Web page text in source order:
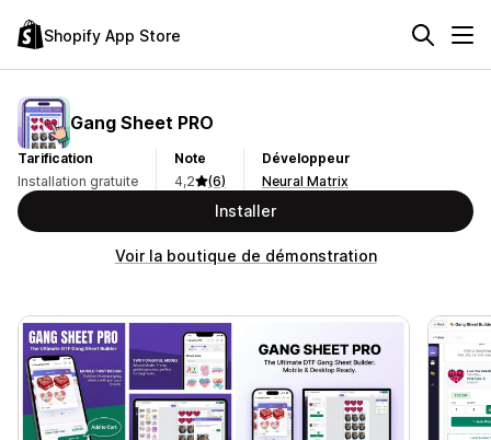
Shopify App Store
Gang Sheet PRO
Tarification
Installation gratuite
Note
4,2
(6)
Développeur
Neural Matrix
Installer
Voir la boutique de démonstration